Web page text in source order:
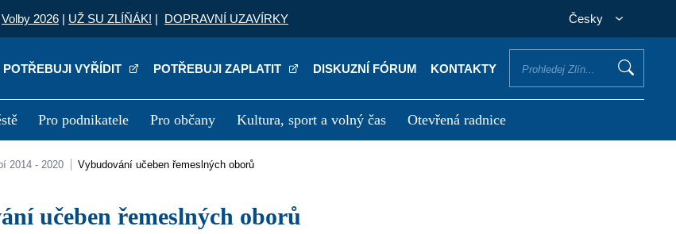
Volby 2026 | UŽ SU ZLÍŇÁK! | DOPRAVNÍ UZAVÍRKY Česky
POTŘEBUJI VYŘÍDIT POTŘEBUJI ZAPLATIT DISKUZNÍ FÓRUM KONTAKTY
Pro podnikatele Pro občany Kultura, sport a volný čas Otevřená radnice
Kariéra
2014 - 2020 Vybudování učeben řemeslných oborů
učeben řemeslných oborů